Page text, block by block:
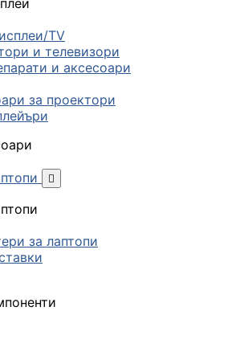
TV
и телевизори
и аксесоари
за проектори

за лаптопи